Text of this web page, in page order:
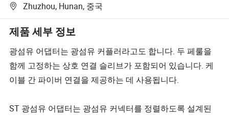
Zhuzhou, Hunan, 중국
제품 세부 정보
광섬유 어댑터는 광섬유 커플러라고도 합니다. 두 페룰을
함께 고정하는 상호 연결 슬리브가 포함되어 있습니다. 케
이블 간 파이버 연결을 제공하는 데 사용됩니다.
ST 광섬유 어댑터는 광섬유 커넥터를 정렬하도록 설계된